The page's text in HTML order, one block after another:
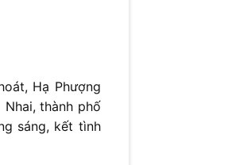
Hạ Phượng
thành phố
sáng, kết tình